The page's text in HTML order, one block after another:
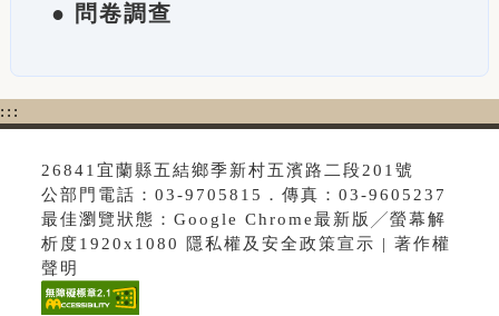
● 問卷調查
:::
26841宜蘭縣五結鄉季新村五濱路二段201號
公部門電話：03-9705815．傳真：03-9605237
最佳瀏覽狀態：Google Chrome最新版╱螢幕解
析度1920x1080 隱私權及安全政策宣示 | 著作權
聲明